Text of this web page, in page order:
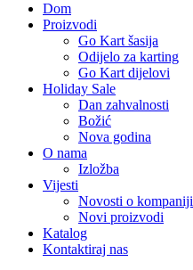
Dom
Proizvodi
Go Kart šasija
Odijelo za karting
Go Kart dijelovi
Holiday Sale
Dan zahvalnosti
Božić
Nova godina
O nama
Izložba
Vijesti
Novosti o kompaniji
Novi proizvodi
Katalog
Kontaktiraj nas